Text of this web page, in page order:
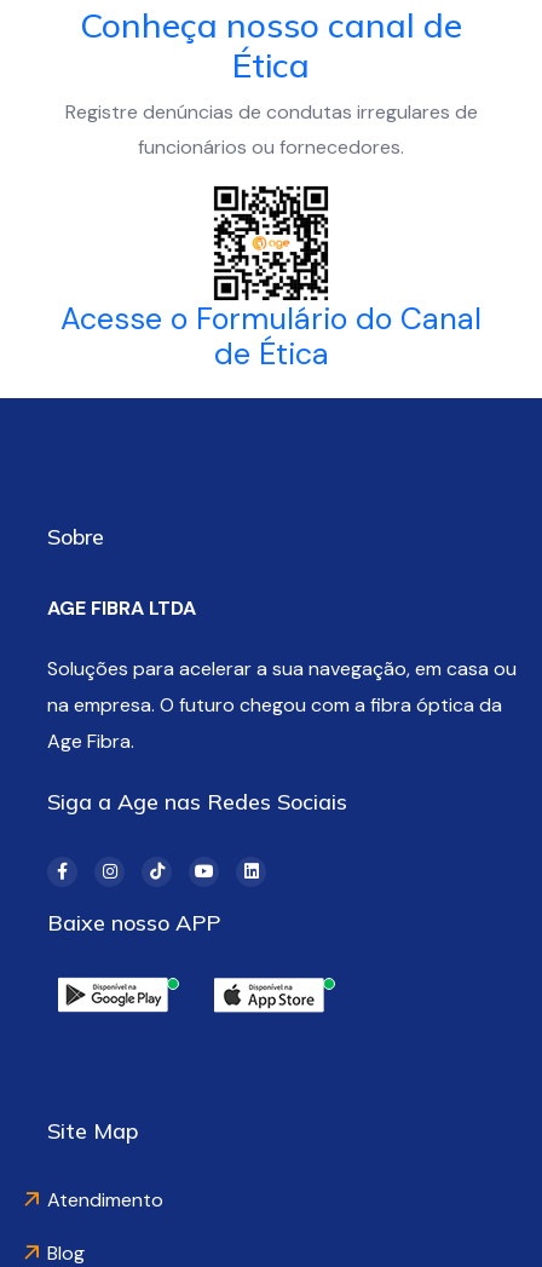
Conheça nosso canal de
Ética
Registre denúncias de condutas irregulares de
funcionários ou fornecedores.
Acesse o Formulário do Canal
de Ética
Sobre
AGE FIBRA LTDA
Soluções para acelerar a sua navegação, em casa ou
na empresa. O futuro chegou com a fibra óptica da
Age Fibra.
Siga a Age nas Redes Sociais
Baixe nosso APP
Site Map
Atendimento
Blog